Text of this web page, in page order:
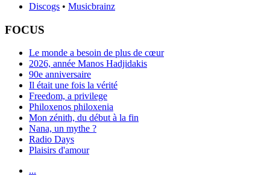
Discogs • Musicbrainz
FOCUS
Le monde a besoin de plus de cœur
2026, année Manos Hadjidakis
90e anniversaire
Il était une fois la vérité
Freedom, a privilege
Philoxenos philoxenia
Mon zénith, du début à la fin
Nana, un mythe ?
Radio Days
Plaisirs d'amour
...